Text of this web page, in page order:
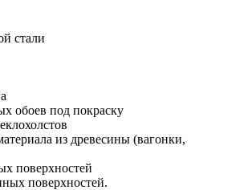
стали
обоев под покраску
из древесины (вагонки,
поверхностей
поверхностей.